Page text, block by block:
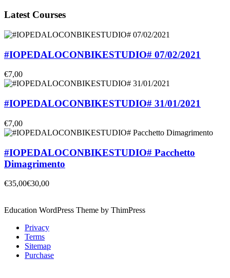
Latest Courses
#IOPEDALOCONBIKESTUDIO# 07/02/2021
€7,00
#IOPEDALOCONBIKESTUDIO# 31/01/2021
€7,00
#IOPEDALOCONBIKESTUDIO# Pacchetto
Dimagrimento
€35,00€30,00
Education WordPress Theme by ThimPress
Privacy
Terms
Sitemap
Purchase